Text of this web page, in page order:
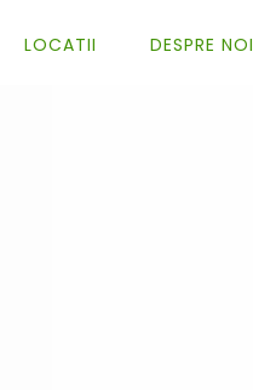
LOCATII DESPRE NOI